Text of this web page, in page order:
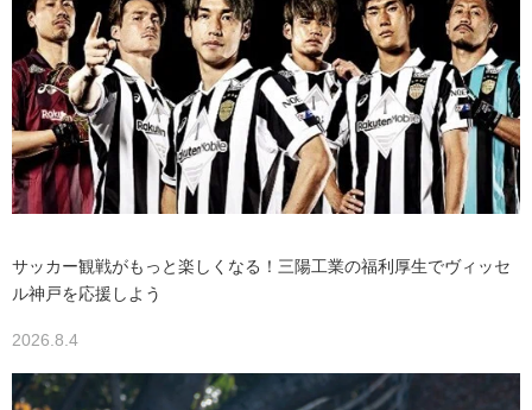
サッカー観戦がもっと楽しくなる！三陽工業の福利厚生でヴィッセ
ル神戸を応援しよう
2026.8.4